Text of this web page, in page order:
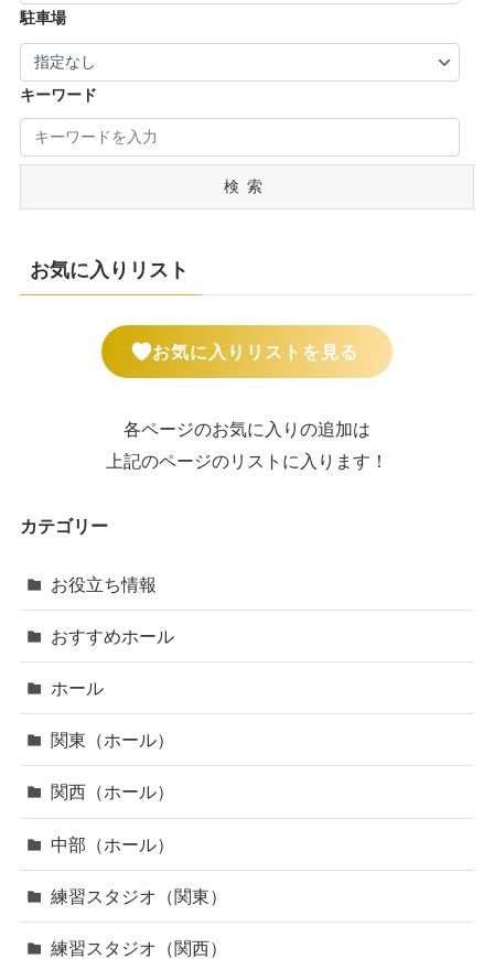
駐車場
キーワード
検索
お気に入りリスト
お気に入りリストを見る
各ページのお気に入りの追加は
上記のページのリストに入ります！
カテゴリー
お役立ち情報
おすすめホール
ホール
関東（ホール）
関西（ホール）
中部（ホール）
練習スタジオ（関東）
練習スタジオ（関西）